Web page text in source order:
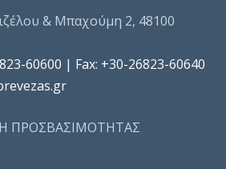
& Μπαχούμη 2, 48100
60600 | Fax: +30-26823-60640
ΠΡΟΣΒΑΣΙΜΟΤΗΤΑΣ